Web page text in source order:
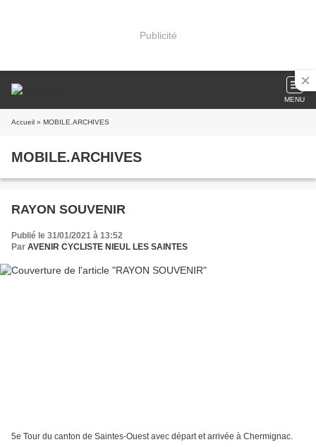
Publicité
MENU
Accueil » MOBILE.ARCHIVES
MOBILE.ARCHIVES
RAYON SOUVENIR
Publié le 31/01/2021 à 13:52
Par AVENIR CYCLISTE NIEUL LES SAINTES
5e Tour du canton de Saintes-Ouest avec départ et arrivée à Chermignac.